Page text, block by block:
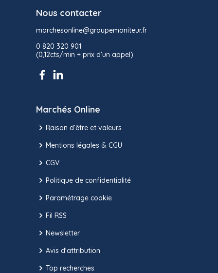
Nous contacter
marchesonline@groupemoniteur.fr
0 820 320 901
(0,12cts/min + prix d’un appel)
Marchés Online
Raison d’être et valeurs
Mentions légales & CGU
CGV
Politique de confidentialité
Paramétrage cookie
Fil RSS
Newsletter
Avis d'attribution
Top recherches